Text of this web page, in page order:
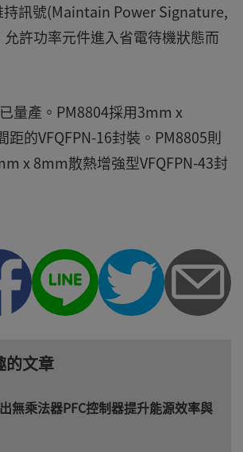
持訊號(Maintain Power Signature,
允許功率元件進入省電待機狀態而
量產。PM8804採用3mm x
的VFQFPN-16封裝。PM8805則
x 8mm散熱增強型VFQFPN-43封
的文章
無乘法器PFC控制器提升能源效率與